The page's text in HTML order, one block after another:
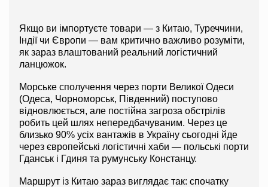
Якщо ви імпортуєте товари — з Китаю, Туреччини,
Індії чи Європи — вам критично важливо розуміти,
як зараз влаштований реальний логістичний
ланцюжок.
Морське сполучення через порти Великої Одеси
(Одеса, Чорноморськ, Південний) поступово
відновлюється, але постійна загроза обстрілів
робить цей шлях непередбачуваним. Через це
близько 90% усіх вантажів в Україну сьогодні йде
через європейські логістичні хаби — польські порти
Гданськ і Гдиня та румунську Констанцу.
Маршрут із Китаю зараз виглядає так: спочатку